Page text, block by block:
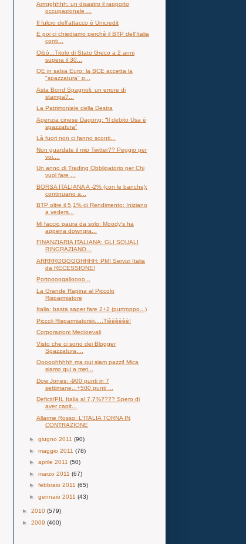
Arrrgghhhh: un disastro il rapporto
occupazionale ...
Il fulcro dell'attacco è Unicredit
E poi ci chiediamo perchè il BTP dell'Italia
conti...
Oibò...Titolo di Stato Greco a 2 anni
supera il 30...
QE in salsa Euro: la BCE accetta la
"spazzatura" p...
Asta Bond Spagnoli: un errore di
stampa?...
La Patrimoniale della Destra
Agenzia cinese Dagong: “Il debito Usa è
spazzatura”
Là fuori non ci fanno sconti...
Non guardate il mio Twitter?? Peggio per
voi....
Un anno di Trading Obbligatorio per Chi
vuol fare ...
BORSA ITALIANA A -2% (con le banche):
continuano a...
BTP oltre il 5,1% di Rendimento: Iniziano
a veders...
Mi faccio paura da solo: Moody's ha
appena downgra...
FINANZIARIA ITALIANA: GLI SQUALI
RINGRAZIANO...
ARRRRGGGGGHHHH: PMI Servizi Italia
da RECESSIONE!
Portoooogalloooo...
La Grande Rapina al Piccolo
Risparmiatore
Italia: basta saper fare 2+2 (purtroppo...)
Piccoli Risparmiatoriiiii.....Tièèèèèè!
Corporazioni Medioevali
Visto che ci sono dei Blogger
Spazzatura....
Ooooohhhhh ma qui siam pazzi! Mica
siamo qui a met...
Dow Jones: -900 punti in 7
settimane...+500 punti ...
Deficit/PIL Italia al 7,7%???? Spero di
aver capit...
Allarme Rosso: L'ITALIA TORNA IN
CONTRAZIONE
► giugno 2011 (90)
► maggio 2011 (78)
► aprile 2011 (50)
► marzo 2011 (67)
► febbraio 2011 (65)
► gennaio 2011 (43)
► 2010 (579)
► 2009 (400)